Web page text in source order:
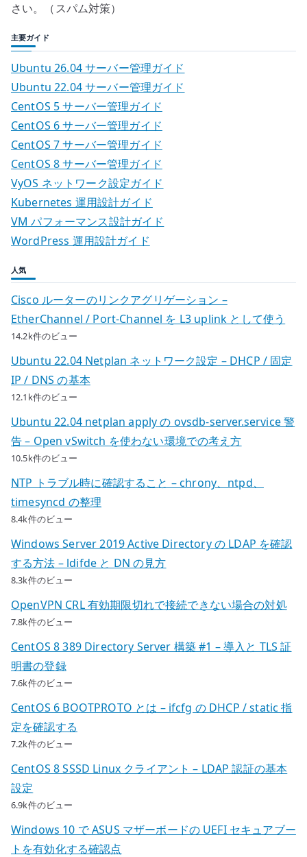
さい。（スパム対策）
主要ガイド
Ubuntu 26.04 サーバー管理ガイド
Ubuntu 22.04 サーバー管理ガイド
CentOS 5 サーバー管理ガイド
CentOS 6 サーバー管理ガイド
CentOS 7 サーバー管理ガイド
CentOS 8 サーバー管理ガイド
VyOS ネットワーク設定ガイド
Kubernetes 運用設計ガイド
VM パフォーマンス設計ガイド
WordPress 運用設計ガイド
人気
Cisco ルーターのリンクアグリゲーション –
EtherChannel / Port-Channel を L3 uplink として使う
14.2k件のビュー
Ubuntu 22.04 Netplan ネットワーク設定 – DHCP / 固定
IP / DNS の基本
12.1k件のビュー
Ubuntu 22.04 netplan apply の ovsdb-server.service 警
告 – Open vSwitch を使わない環境での考え方
10.5k件のビュー
NTP トラブル時に確認すること – chrony、ntpd、
timesyncd の整理
8.4k件のビュー
Windows Server 2019 Active Directory の LDAP を確認
する方法 – ldifde と DN の見方
8.3k件のビュー
OpenVPN CRL 有効期限切れで接続できない場合の対処
7.8k件のビュー
CentOS 8 389 Directory Server 構築 #1 – 導入と TLS 証
明書の登録
7.6k件のビュー
CentOS 6 BOOTPROTO とは – ifcfg の DHCP / static 指
定を確認する
7.2k件のビュー
CentOS 8 SSSD Linux クライアント – LDAP 認証の基本
設定
6.9k件のビュー
Windows 10 で ASUS マザーボードの UEFI セキュアブー
トを有効化する確認点